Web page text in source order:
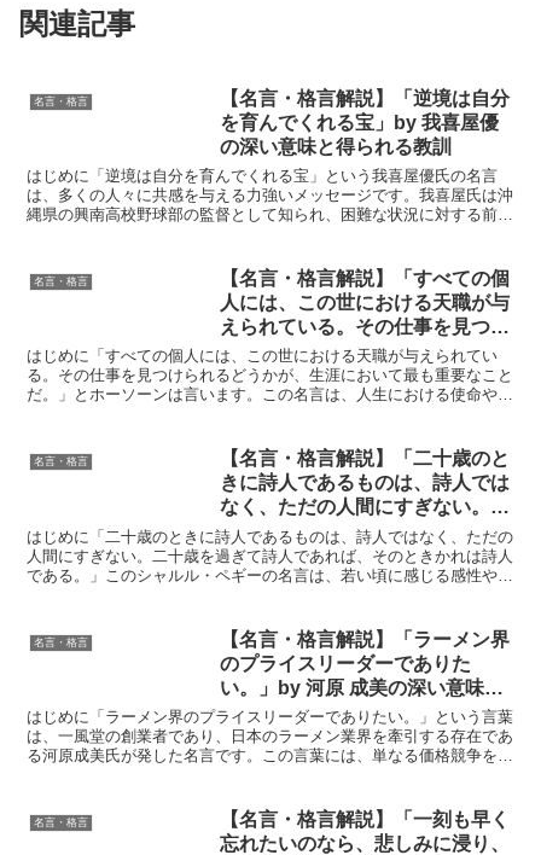
関連記事
名言・格言
【名言・格言解説】「逆境は自分
を育んでくれる宝」by 我喜屋優
の深い意味と得られる教訓
はじめに「逆境は自分を育んでくれる宝」という我喜屋優氏の名言
は、多くの人々に共感を与える力強いメッセージです。我喜屋氏は沖
縄県の興南高校野球部の監督として知られ、困難な状況に対する前向
名言・格言
【名言・格言解説】「すべての個
人には、この世における天職が与
えられている。その仕事を見つけ
られるどうかが、生涯において最
も重要なことだ。」by ホーソー
ンの深い意味と得られる教訓
はじめに「すべての個人には、この世における天職が与えられてい
る。その仕事を見つけられるどうかが、生涯において最も重要なこと
だ。」とホーソーンは言います。この名言は、人生における使命や生
名言・格言
【名言・格言解説】「二十歳のと
きに詩人であるものは、詩人では
なく、ただの人間にすぎない。二
十歳を過ぎて詩人であれば、その
ときかれは詩人である。」by シ
ャルル・ペギーの深い意味と得ら
はじめに「二十歳のときに詩人であるものは、詩人ではなく、ただの
人間にすぎない。二十歳を過ぎて詩人であれば、そのときかれは詩人
である。」このシャルル・ペギーの名言は、若い頃に感じる感性や情
名言・格言
【名言・格言解説】「ラーメン界
のプライスリーダーでありた
い。」by 河原 成美の深い意味と
得られる教訓
はじめに「ラーメン界のプライスリーダーでありたい。」という言葉
は、一風堂の創業者であり、日本のラーメン業界を牽引する存在であ
る河原成美氏が発した名言です。この言葉には、単なる価格競争を超
名言・格言
【名言・格言解説】「一刻も早く
忘れたいのなら、悲しみに浸り、